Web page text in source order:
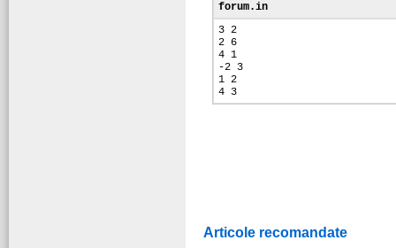
forum.in
3 2
2 6
4 1
-2 3
1 2
4 3
Articole recomandate